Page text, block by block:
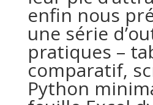
enfin nous
une série
pratiques –
comparatif,
Python